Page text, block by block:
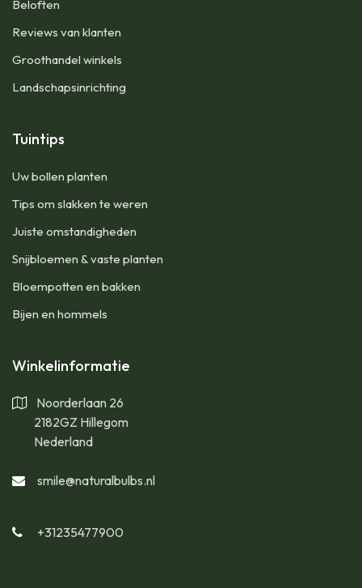
Beloften
Reviews van klanten
Groothandel winkels
Landschapsinrichting
Tuintips
Uw bollen planten
Tips om slakken te weren
Juiste omstandigheden
Snijbloemen & vaste planten
Bloempotten en bakken
Bijen en hommels
Winkelinformatie
Noorderlaan 26
2182GZ Hillegom
Nederland
smile@naturalbulbs.nl
+31235477900